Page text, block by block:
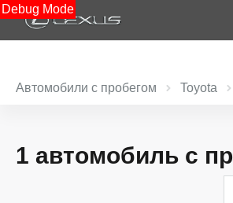
Debug Mode
Автомобили с пробегом Toyota
1 автомобиль с